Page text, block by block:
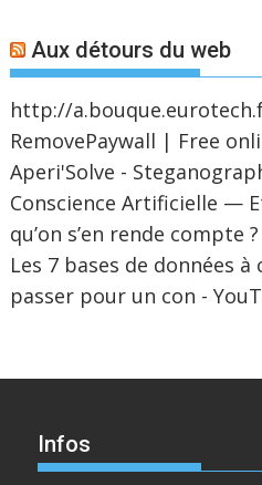
Aux détours du web
http://
RemovePaywall | Free
Aperi'Solve -
Conscience Artificielle —
qu’on s’en rende compte
Les 7 bases de données
passer pour un con -
Infos